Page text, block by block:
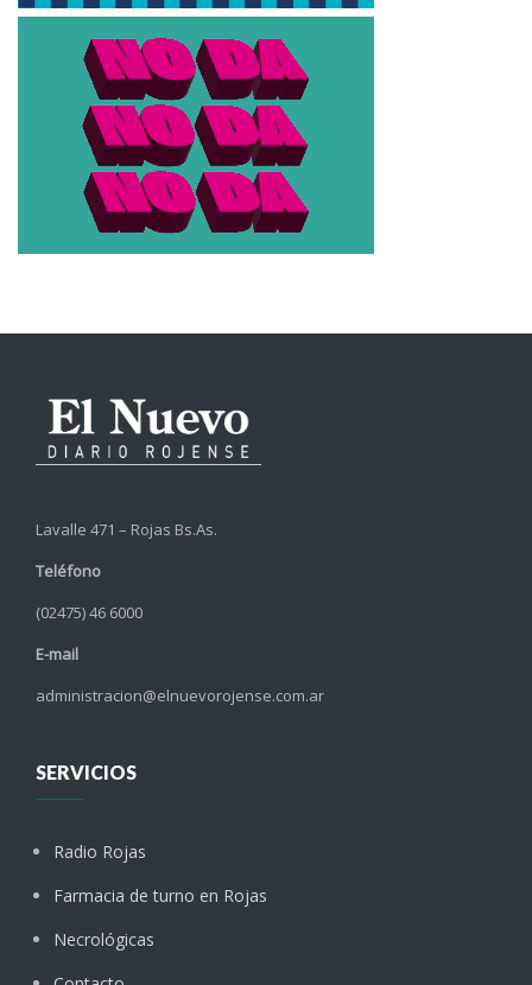
Lavalle 471 – Rojas Bs.As.
Teléfono
(02475) 46 6000
E-mail
administracion@elnuevorojense.com.ar
SERVICIOS
Radio Rojas
Farmacia de turno en Rojas
Necrológicas